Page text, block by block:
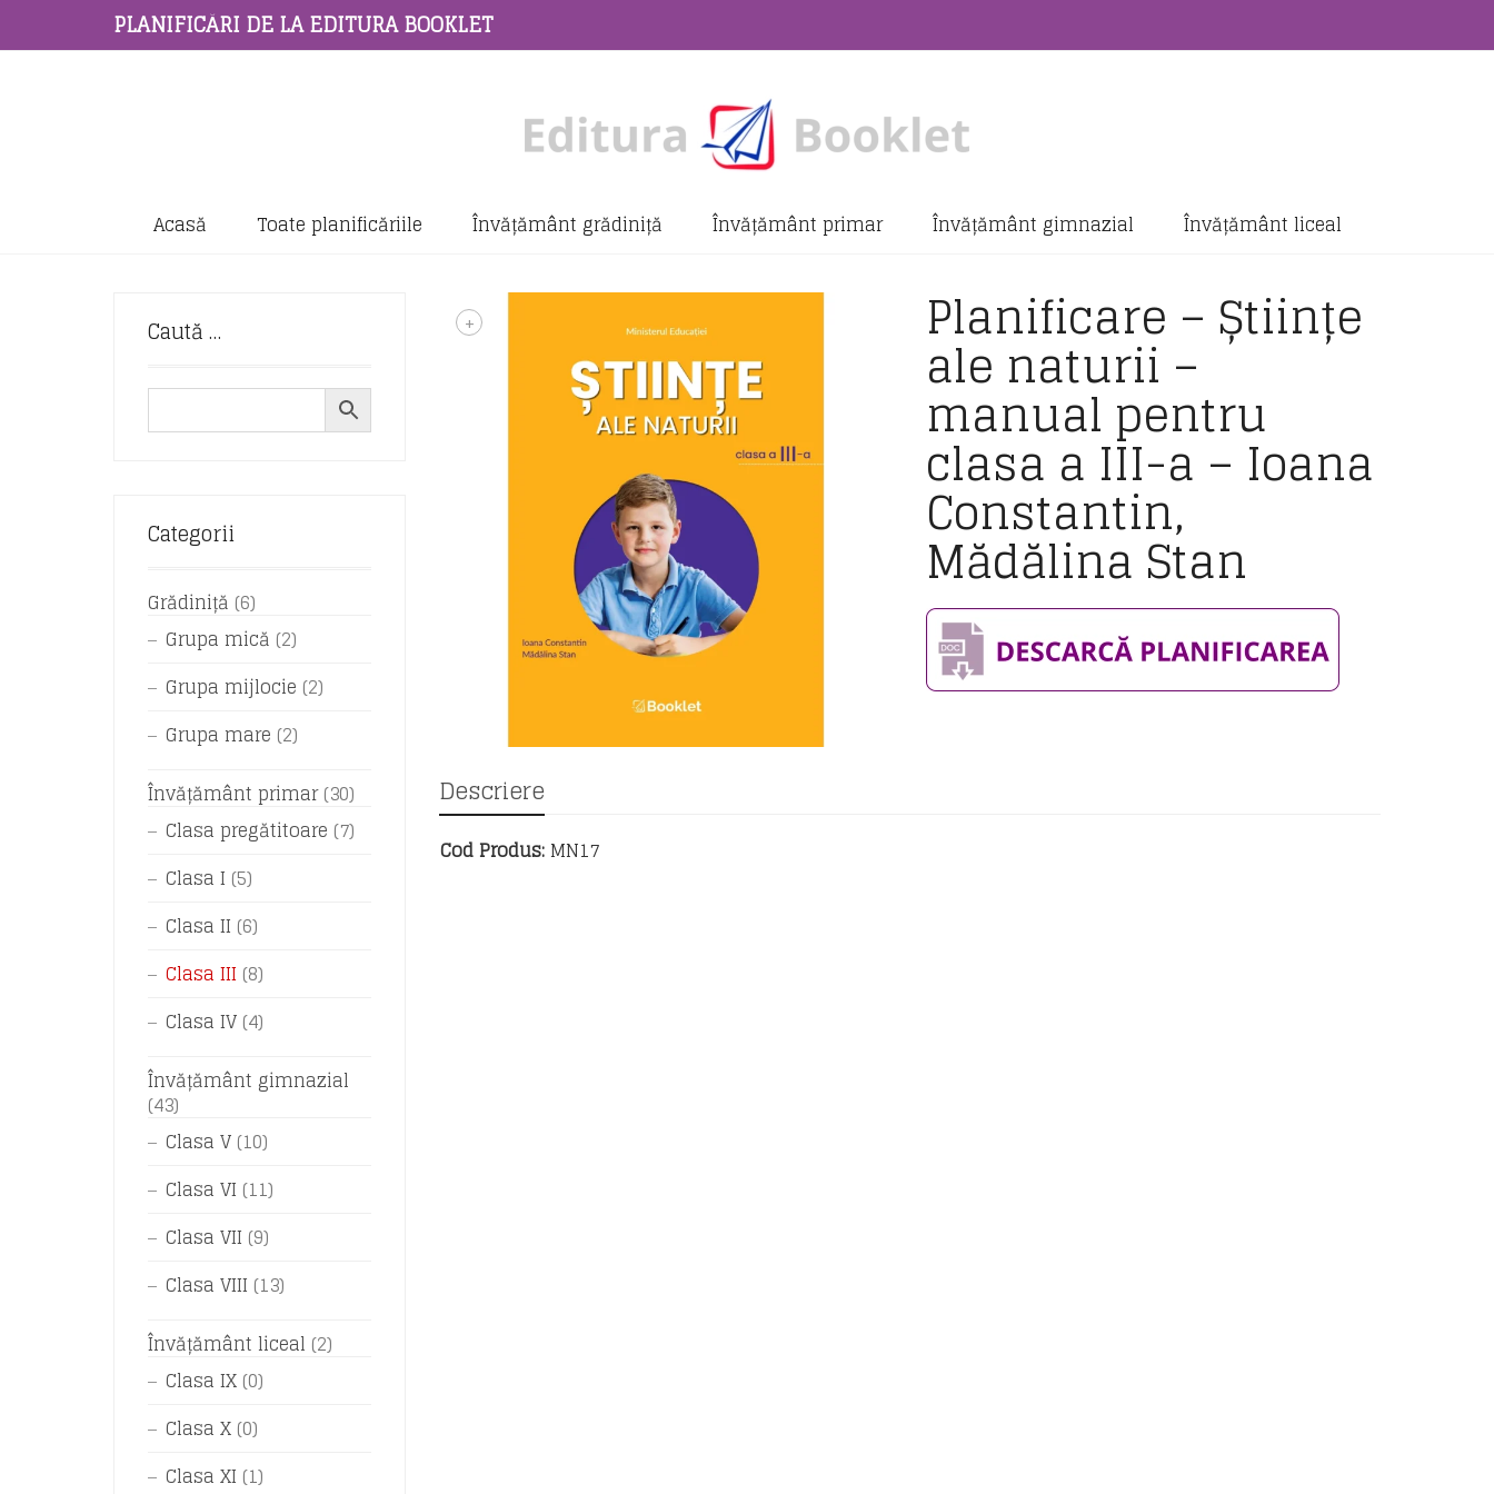
PLANIFICĂRI DE LA EDITURA BOOKLET
Acasă Toate planificăriile Învățământ grădiniță Învățământ primar Învățământ gimnazial Învățământ liceal
+ Planificare – Științe
ale naturii –
manual pentru
clasa a III-a – Ioana
Constantin,
Mădălina Stan
Descriere
Cod Produs:MN17
Caută …
Categorii
Grădiniță (6)
Grupa mică (2)
Grupa mijlocie (2)
Grupa mare (2)
Învățământ primar (30)
Clasa pregătitoare (7)
Clasa I (5)
Clasa II (6)
Clasa III (8)
Clasa IV (4)
Învățământ gimnazial
(43)
Clasa V (10)
Clasa VI (11)
Clasa VII (9)
Clasa VIII (13)
Învățământ liceal (2)
Clasa IX (0)
Clasa X (0)
Clasa XI (1)